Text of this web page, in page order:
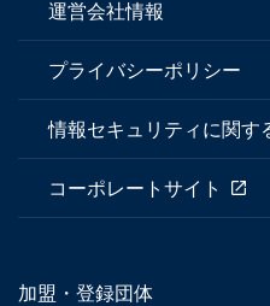
運営会社情報
プライバシーポリシー
情報セキュリティに関す
コーポレートサイト
加盟・登録団体